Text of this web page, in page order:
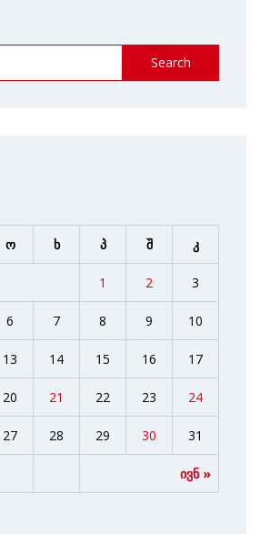
Search
ო ხ პ შ კ
ივნ »
1 2 3
6 7 8 9 10
13 14 15 16 17
20 21 22 23 24
27 28 29 30 31